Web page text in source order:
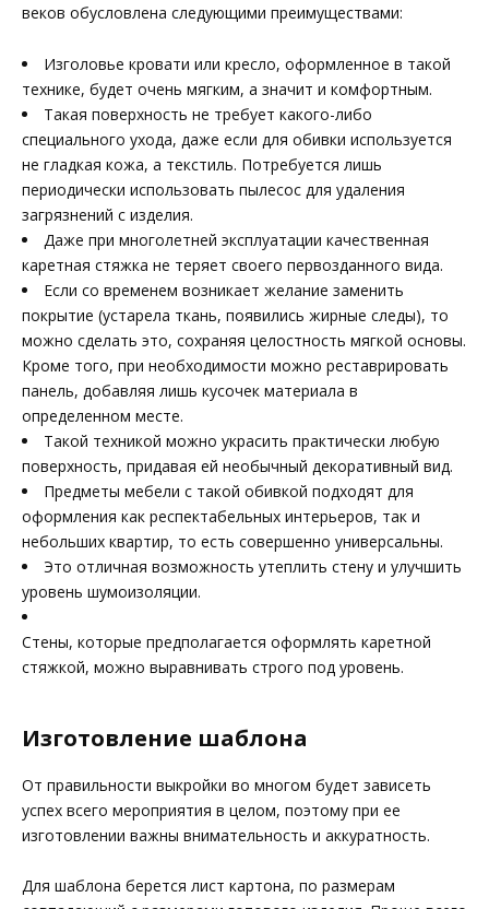
веков обусловлена следующими преимуществами:
Изголовье кровати или кресло, оформленное в такой
технике, будет очень мягким, а значит и комфортным.
Такая поверхность не требует какого-либо
специального ухода, даже если для обивки используется
не гладкая кожа, а текстиль. Потребуется лишь
периодически использовать пылесос для удаления
загрязнений с изделия.
Даже при многолетней эксплуатации качественная
каретная стяжка не теряет своего первозданного вида.
Если со временем возникает желание заменить
покрытие (устарела ткань, появились жирные следы), то
можно сделать это, сохраняя целостность мягкой основы.
Кроме того, при необходимости можно реставрировать
панель, добавляя лишь кусочек материала в
определенном месте.
Такой техникой можно украсить практически любую
поверхность, придавая ей необычный декоративный вид.
Предметы мебели с такой обивкой подходят для
оформления как респектабельных интерьеров, так и
небольших квартир, то есть совершенно универсальны.
Это отличная возможность утеплить стену и улучшить
уровень шумоизоляции.
Стены, которые предполагается оформлять каретной
стяжкой, можно выравнивать строго под уровень.
Изготовление шаблона
От правильности выкройки во многом будет зависеть
успех всего мероприятия в целом, поэтому при ее
изготовлении важны внимательность и аккуратность.
Для шаблона берется лист картона, по размерам